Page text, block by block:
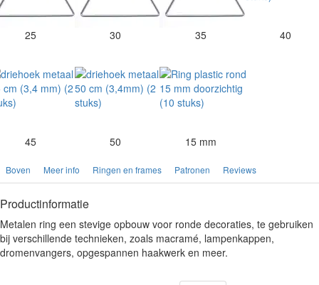
25 30 35 40
45 50 15 mm
Boven Meer info Ringen en frames Patronen Reviews
Productinformatie
Metalen ring een stevige opbouw voor ronde decoraties, te gebruiken
bij verschillende technieken, zoals macramé, lampenkappen,
dromenvangers, opgespannen haakwerk en meer.